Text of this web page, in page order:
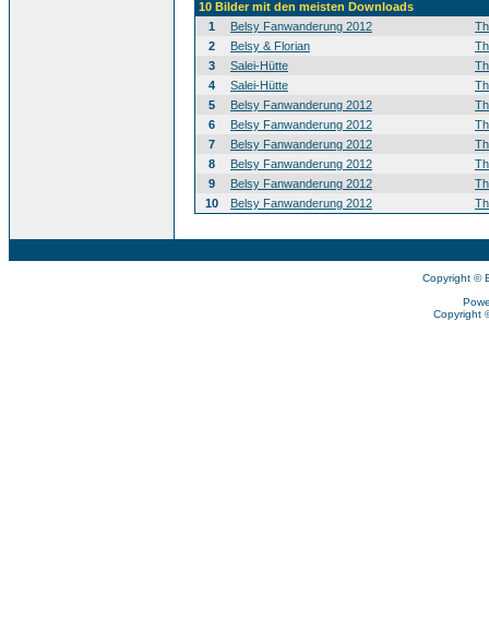
10 Bilder mit den meisten Downloads
1
Belsy Fanwanderung 2012
2
Belsy & Florian
3
Salei-Hütte
4
Salei-Hütte
5
Belsy Fanwanderung 2012
6
Belsy Fanwanderung 2012
7
Belsy Fanwanderung 2012
8
Belsy Fanwanderung 2012
9
Belsy Fanwanderung 2012
10
Belsy Fanwanderung 2012
Copyright ©
Copyright